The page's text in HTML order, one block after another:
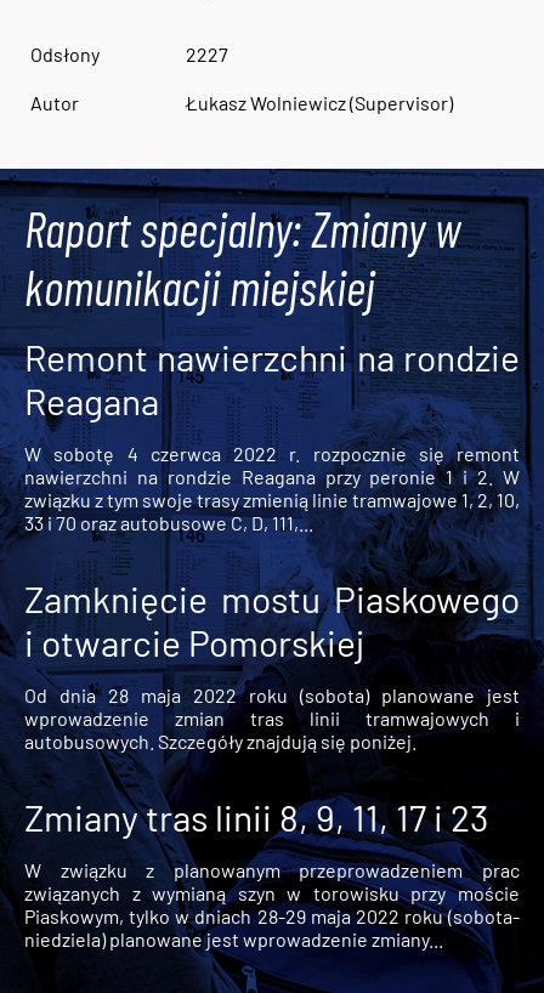
Odsłony 2227
Autor Łukasz Wolniewicz (Supervisor)
Raport specjalny: Zmiany w
komunikacji miejskiej
Remont nawierzchni na rondzie
Reagana
W sobotę 4 czerwca 2022 r. rozpocznie się remont
nawierzchni na rondzie Reagana przy peronie 1 i 2. W
związku z tym swoje trasy zmienią linie tramwajowe 1, 2, 10,
33 i 70 oraz autobusowe C, D, 111,...
Zamknięcie mostu Piaskowego
i otwarcie Pomorskiej
Od dnia 28 maja 2022 roku (sobota) planowane jest
wprowadzenie zmian tras linii tramwajowych i
autobusowych. Szczegóły znajdują się poniżej.
Zmiany tras linii 8, 9, 11, 17 i 23
W związku z planowanym przeprowadzeniem prac
związanych z wymianą szyn w torowisku przy moście
Piaskowym, tylko w dniach 28-29 maja 2022 roku (sobota-
niedziela) planowane jest wprowadzenie zmiany...